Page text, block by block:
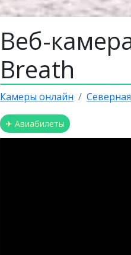
Веб-
Breath
Камеры онлайн
✈ Авиабилеты